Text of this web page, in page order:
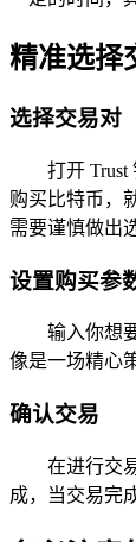
精准选择
选择交易对
打开
购买比特币，
需要谨慎做出
设置购买参
输入你想
像是一场精心
确认交易
在进行交
成，当交易完